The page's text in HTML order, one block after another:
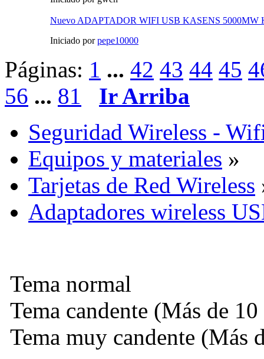
Nuevo ADAPTADOR WIFI USB KASENS 5000MW
Iniciado porpepe10000
Páginas: 1 ... 42 43 44 45
56 ... 81
Ir Arriba
Seguridad Wireless -
Equipos y materiales »
Tarjetas de Red Wireless
Adaptadores wireless
Tema normal
Tema candente (Más de 10
Tema muy candente (Más